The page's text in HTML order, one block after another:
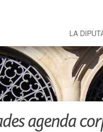
LA
agenda